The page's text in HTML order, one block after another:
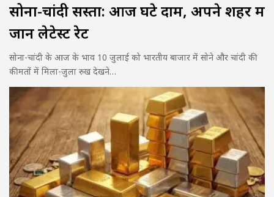
सोना-चांदी सस्ता: आज घटे दाम, अपने शहर में
जानें लेटेस्ट रेट
सोना-चांदी के आज के भाव 10 जुलाई को भारतीय बाजार में सोने और चांदी की
कीमतों में मिला-जुला रुख देखने…